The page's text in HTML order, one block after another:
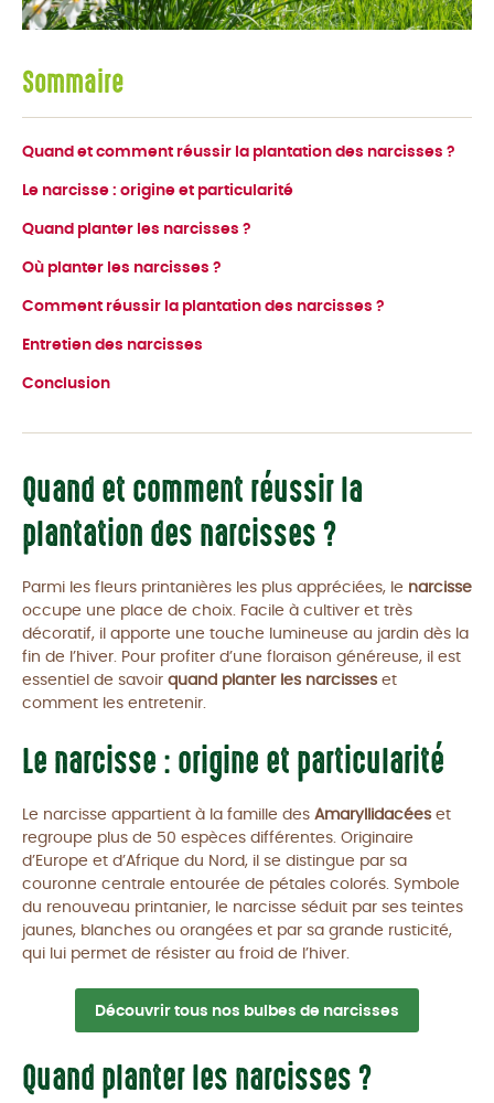
Sommaire
Quand et comment réussir la plantation des narcisses ?
Le narcisse : origine et particularité
Quand planter les narcisses ?
Où planter les narcisses ?
Comment réussir la plantation des narcisses ?
Entretien des narcisses
Conclusion
Quand et comment réussir la
plantation des narcisses ?
Parmi les fleurs printanières les plus appréciées, le narcisse
occupe une place de choix. Facile à cultiver et très
décoratif, il apporte une touche lumineuse au jardin dès la
fin de l’hiver. Pour profiter d’une floraison généreuse, il est
essentiel de savoir quand planter les narcisses et
comment les entretenir.
Le narcisse : origine et particularité
Le narcisse appartient à la famille des Amaryllidacées et
regroupe plus de 50 espèces différentes. Originaire
d’Europe et d’Afrique du Nord, il se distingue par sa
couronne centrale entourée de pétales colorés. Symbole
du renouveau printanier, le narcisse séduit par ses teintes
jaunes, blanches ou orangées et par sa grande rusticité,
qui lui permet de résister au froid de l’hiver.
Découvrir tous nos bulbes de narcisses
Quand planter les narcisses ?